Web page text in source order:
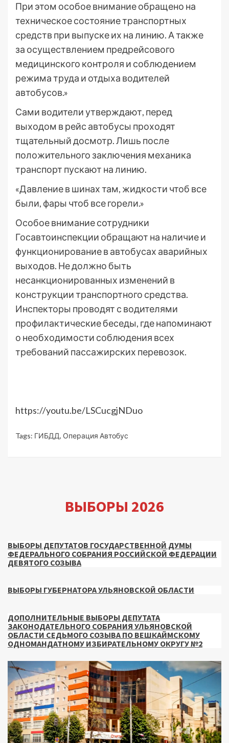
При этом особое внимание обращено на
техническое состояние транспортных
средств при выпуске их на линию. А также
за осуществлением предрейсового
медицинского контроля и соблюдением
режима труда и отдыха водителей
автобусов.»
Сами водители утверждают, перед
выходом в рейс автобусы проходят
тщательный досмотр. Лишь после
положительного заключения механика
транспорт пускают на линию.
«Давление в шинах там, жидкости чтоб все
были, фары чтоб все горели.»
Особое внимание сотрудники
Госавтоинспекции обращают на наличие и
функционирование в автобусах аварийных
выходов. Не должно быть
несанкционированных изменений в
конструкции транспортного средства.
Инспекторы проводят с водителями
профилактические беседы, где напоминают
о необходимости соблюдения всех
требований пассажирских перевозок.
https://youtu.be/LSCucgjNDuo
Tags: ГИБДД, Операция Автобус
ВЫБОРЫ 2026
ВЫБОРЫ ДЕПУТАТОВ ГОСУДАРСТВЕННОЙ ДУМЫ
ФЕДЕРАЛЬНОГО СОБРАНИЯ РОССИЙСКОЙ ФЕДЕРАЦИИ
ДЕВЯТОГО СОЗЫВА
ВЫБОРЫ ГУБЕРНАТОРА УЛЬЯНОВСКОЙ ОБЛАСТИ
ДОПОЛНИТЕЛЬНЫЕ ВЫБОРЫ ДЕПУТАТА
ЗАКОНОДАТЕЛЬНОГО СОБРАНИЯ УЛЬЯНОВСКОЙ
ОБЛАСТИ СЕДЬМОГО СОЗЫВА ПО ВЕШКАЙМСКОМУ
ОДНОМАНДАТНОМУ ИЗБИРАТЕЛЬНОМУ ОКРУГУ №2